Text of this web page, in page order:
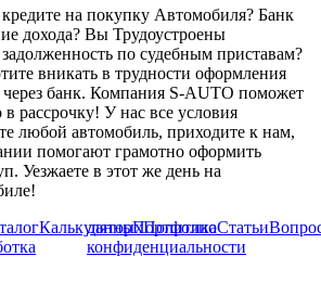
на покупку Автомобиля? Банк
дохода? Вы Трудоустроены
по судебным приставам?
вникать в трудности оформления
через банк. Компания S-AUTO поможет
рассрочку! У нас все условия
любой автомобиль, приходите к нам,
помогают грамотно оформить
Уезжаете в этот же день на
КалькуляторПортфолиоСтатьи
данныхПолитика
конфиденциальности